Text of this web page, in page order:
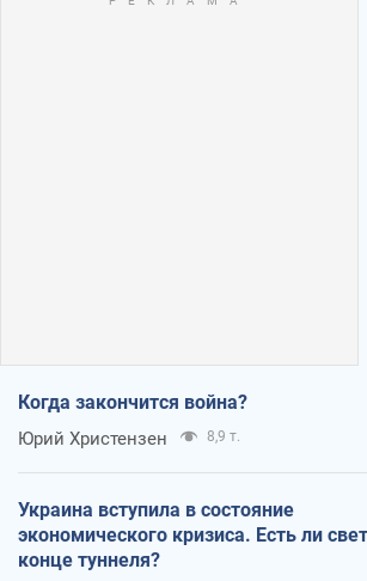
Когда закончится война?
Юрий Христензен 8,9 т.
Украина вступила в состояние
экономического кризиса. Есть ли
конце туннеля?